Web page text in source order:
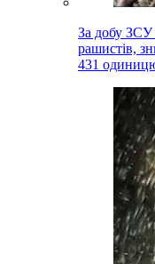
За добу ЗСУ
рашистів,
431 одиницю